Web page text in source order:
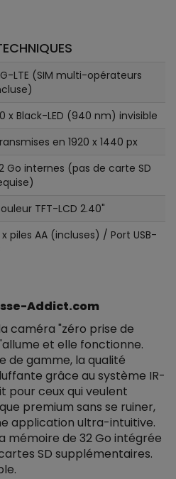
LTE (SIM multi-opérateurs
x Black-LED (940 nm) invisible
en 1920 x 1440 px
Go internes (pas de carte SD
TFT-LCD 2.40"
x piles AA (incluses) / Port USB-
Addict.com
caméra "zéro prise de
et elle fonctionne.
de gamme, la qualité
grâce au système IR-
pour ceux qui veulent
premium sans se ruiner,
application ultra-intuitive.
mémoire de 32 Go intégrée
SD supplémentaires.